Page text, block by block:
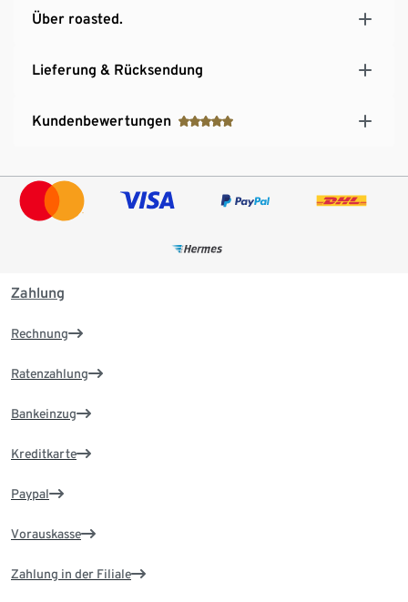
Über roasted.
Lieferung & Rücksendung
Kundenbewertungen
Zahlung
Rechnung
Ratenzahlung
Bankeinzug
Kreditkarte
Paypal
Vorauskasse
Zahlung in der Filiale